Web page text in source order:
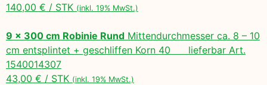
140,00 € / STK (inkl. 19% MwSt.)
9 x 300 cm Robinie Rund Mittendurchmesser ca. 8 – 10
cm entsplintet + geschliffen Korn 40 lieferbar Art.
1540014307
43,00 € / STK (inkl. 19% MwSt.)